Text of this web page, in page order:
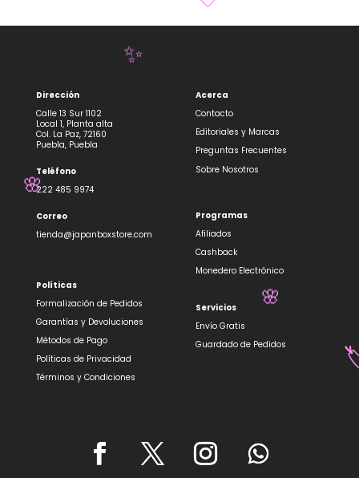
Dirección
Calle 13 Sur 1102
Local 1, Planta alta
Col. La Paz, 72160
Puebla, Puebla
Teléfono
222 485 9974
Correo
tienda@japanboxstore.com
Políticas
Formalización de Pedidos
Garantías y Devoluciones
Métodos de Pago
Políticas de Privacidad
Términos y Condiciones
Acerca
Contacto
Editoriales y Marcas
Preguntas Frecuentes
Sobre Nosotros
Programas
Afiliados
Cashback
Monedero Electrónico
Servicios
Envío Gratis
Guardado de Pedidos
🌸
🌸